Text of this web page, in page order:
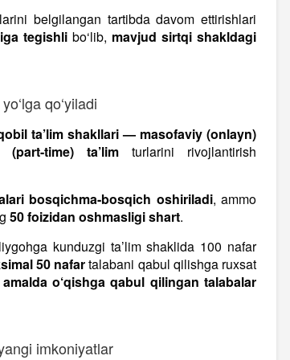
belgilangan tartibda davom ettirishlari
tegishli bo‘lib, mavjud sirtqi shakldagi
qo‘yiladi
ta’lim shakllari — masofaviy (onlayn)
(part-time) ta’lim turlarini rivojlantirish
bosqichma-bosqich oshiriladi, ammo
50 foizidan oshmasligi shart.
kunduzgi ta’lim shaklida 100 nafar
50 nafartalabani qabul qilishga ruxsat
o‘qishga qabul qilingan talabalar
imkoniyatlar